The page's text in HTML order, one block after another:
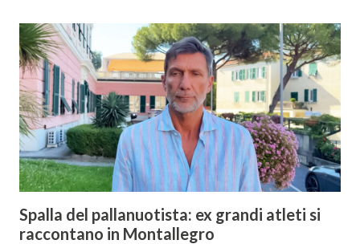
Spalla del pallanuotista: ex grandi atleti si
raccontano in Montallegro